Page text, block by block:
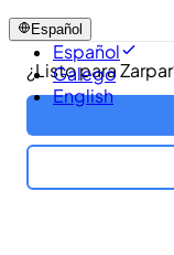
Español
Español
Galego
English
¿Listo para